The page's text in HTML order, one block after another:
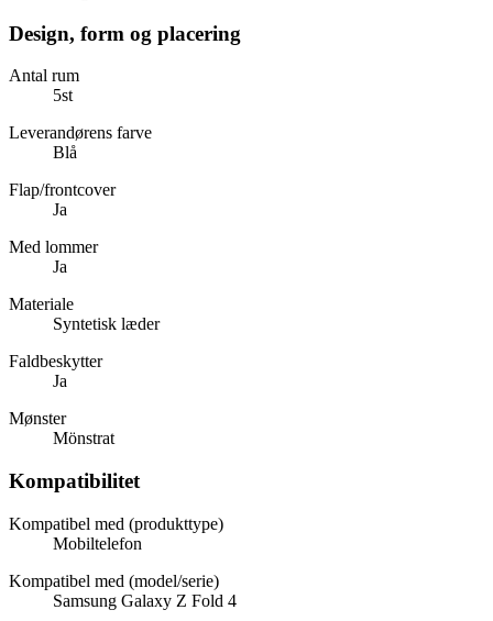
Design, form og placering
Antal rum
5st
Leverandørens farve
Blå
Flap/frontcover
Ja
Med lommer
Ja
Materiale
Syntetisk læder
Faldbeskytter
Ja
Mønster
Mönstrat
Kompatibilitet
Kompatibel med (produkttype)
Mobiltelefon
Kompatibel med (model/serie)
Samsung Galaxy Z Fold 4